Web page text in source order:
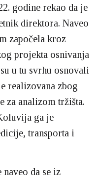
godine rekao da je
direktora. Naveo
započela kroz
projekta osnivanja
u tu svrhu osnovali
realizovana zbog
za analizom tržišta.
ga je
transporta i
naveo da se iz